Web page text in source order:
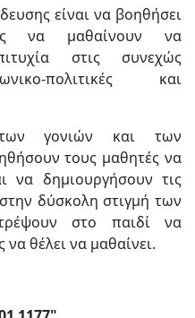
είναι να βοηθήσει
να μαθαίνουν να
στις συνεχώς
πολιτικές και
γονιών και των
τους μαθητές να
να δημιουργήσουν τις
δύσκολη στιγμή των
στο παιδί να
να θέλει να μαθαίνει.